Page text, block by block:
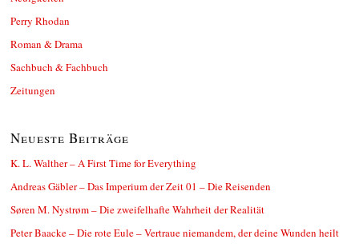
Perry Rhodan
Roman & Drama
Sachbuch & Fachbuch
Zeitungen
Neueste Beiträge
K. L. Walther – A First Time for Everything
Andreas Gäbler – Das Imperium der Zeit 01 – Die Reisenden
Søren M. Nystrøm – Die zweifelhafte Wahrheit der Realität
Peter Baacke – Die rote Eule – Vertraue niemandem, der deine Wunden heilt